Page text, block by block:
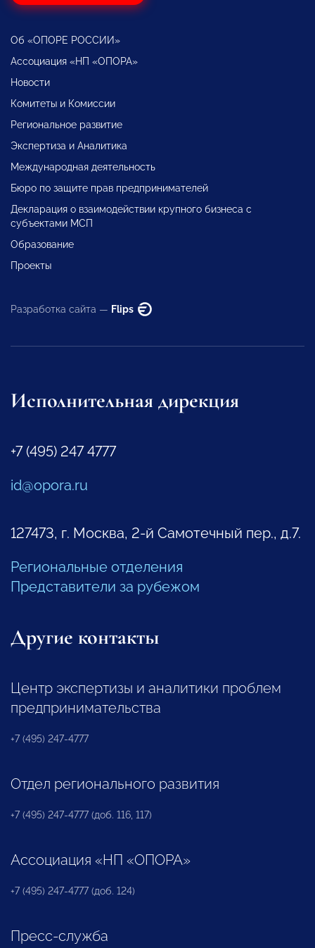
Об «ОПОРЕ РОССИИ»
Ассоциация «НП «ОПОРА»
Новости
Комитеты и Комиссии
Региональное развитие
Экспертиза и Аналитика
Международная деятельность
Бюро по защите прав предпринимателей
Декларация о взаимодействии крупного бизнеса с
субъектами МСП
Образование
Проекты
Разработка сайта — Flips
Исполнительная дирекция
+7 (495) 247 4777
id@opora.ru
127473, г. Москва, 2-й Самотечный пер., д.7.
Региональные отделения
Представители за рубежом
Другие контакты
Центр экспертизы и аналитики проблем
предпринимательства
+7 (495) 247-4777
Отдел регионального развития
+7 (495) 247-4777 (доб. 116, 117)
Ассоциация «НП «ОПОРА»
+7 (495) 247-4777 (доб. 124)
Пресс-служба